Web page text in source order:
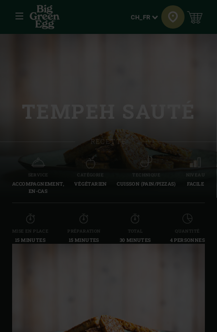
Menu Langue
CH_FR
TEMPEH SAUTÉ
RECETTE
SERVICE
ACCOMPAGNEMENT,
EN-CAS
CATÉGORIE
VÉGÉTARIEN
TECHNIQUE
CUISSON (PAIN/PIZZAS)
NIVEAU
FACILE
MISE EN PLACE
15 MINUTES
PRÉPARATION
15 MINUTES
TOTAL
30 MINUTES
QUANTITÉ
4 PERSONNES